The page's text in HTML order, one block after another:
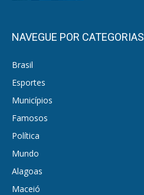
NAVEGUE POR CATEGORIAS
Brasil
Esportes
Municípios
Famosos
Política
Mundo
Alagoas
Maceió